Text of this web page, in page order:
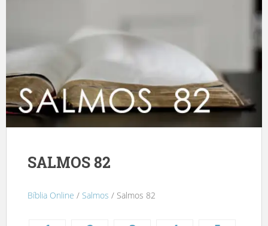
SALMOS 82
Bíblia Online / Salmos / Salmos 82